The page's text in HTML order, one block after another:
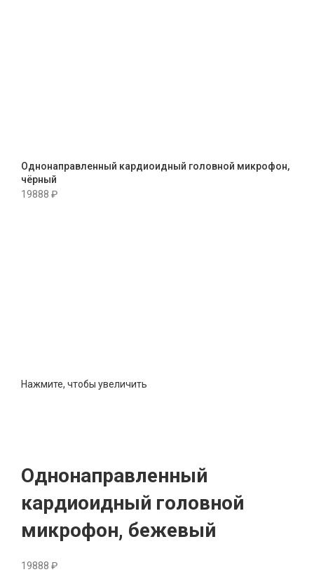
Однонаправленный кардиоидный головной микрофон,
чёрный
19888 ₽
Нажмите, чтобы увеличить
Однонаправленный
кардиоидный головной
микрофон, бежевый
19888 ₽